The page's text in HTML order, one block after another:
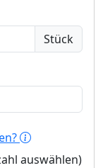
Stück
auswählen)